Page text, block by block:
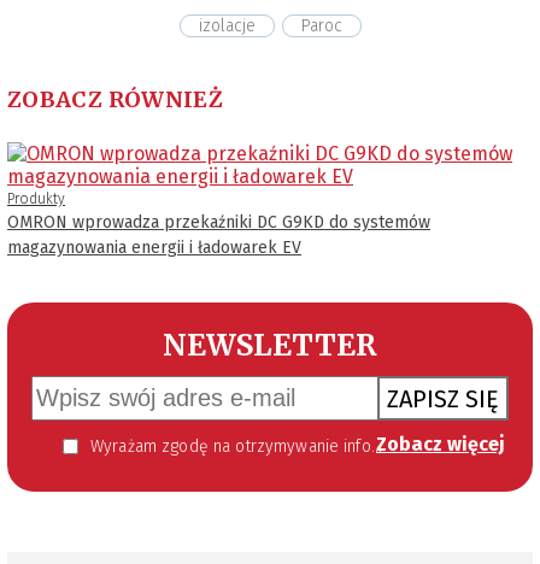
izolacje Paroc
ZOBACZ RÓWNIEŻ
Produkty
OMRON wprowadza przekaźniki DC G9KD do systemów
magazynowania energii i ładowarek EV
NEWSLETTER
ZAPISZ SIĘ
Wyrażam zgodę na otrzymywanie informacji handlowej kierowanej do mnie za pomocą środków komunikacji elektronicznej w szczególności poczty elektronicznej zgodnie z przepisem art. 10 ust 2 ustawy z dnia 18 lipca 2002 roku o świadczeniu usług drogą elektroniczną (Dz. U. 144 z 2002 r. poz. 1204). Zgoda jest dobrowolna, jednak jej wyrażenie jest konieczne, aby otrzymywać newsletter. Zobacz więcej